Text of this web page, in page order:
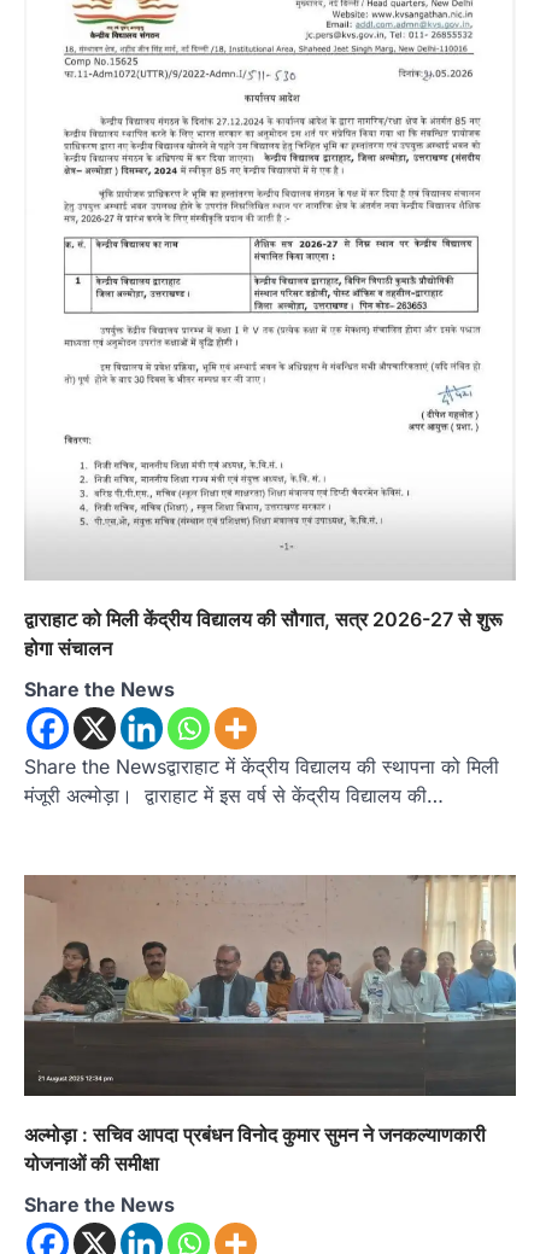
द्वाराहाट को मिली केंद्रीय विद्यालय की सौगात, सत्र 2026-27 से शुरू
होगा संचालन
Share the News
Share the Newsद्वाराहाट में केंद्रीय विद्यालय की स्थापना को मिली
मंजूरी अल्मोड़ा। द्वाराहाट में इस वर्ष से केंद्रीय विद्यालय की…
अल्मोड़ा : सचिव आपदा प्रबंधन विनोद कुमार सुमन ने जनकल्याणकारी
योजनाओं की समीक्षा
Share the News
अल्मोड़ा उत्तराखण्ड कुमाऊं ख़बरें
रानीखेत में शिक्षा-स्वास्थ्य व्यवस्था पर फूटा
कांग्रेस का गुस्सा, मंत्री और सरकार का पुतला
भतरोजखान में कांग्रेस का प्रदर्शन, स्वास्थ्य मंत्री व शिक्षा
मंत्री का फूंका पुतला 'विद्यालयों में…
3
उत्तराखण्ड
रानीखेत में युवा कांग्रेस की जिला बैठक, 8
अगस्त को खड़गे की हल्द्वानी रैली को सफल
बनाने का लिया संकल्प
संगठन मजबूत करने और युवाओं…
अल्मोड़ा उत्तराखण्ड
चौखुटिया में सेवा पखवाड़ा शिविर: 954 लोगों ने
Admin
तड़ागताल में आयोजित सेवा पखवाड़ा शिविर में 954 लोगों
ने किया प्रतिभाग जिलाधिकारी अंशुल सिंह…
अल्मोड़ा उत्तराखण्ड कुमाऊं ख़बरें धार्मिक
मानिला देवी मंदिर में श्रीमद्भागवत कथा के चतुर्थ
रानीखेत। मानिला देवी मंदिर, कमराड़/विनायक क्षेत्र में
अल्मोड़ा उत्तराखण्ड